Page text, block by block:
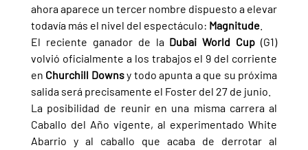
ahora aparece un tercer nombre dispuesto a elevar
todavía más el nivel del espectáculo: Magnitude.
El reciente ganador de la Dubai World Cup (G1)
volvió oficialmente a los trabajos el 9 del corriente
en Churchill Downs y todo apunta a que su próxima
salida será precisamente el Foster del 27 de junio.
La posibilidad de reunir en una misma carrera al
Caballo del Año vigente, al experimentado White
Abarrio y al caballo que acaba de derrotar al